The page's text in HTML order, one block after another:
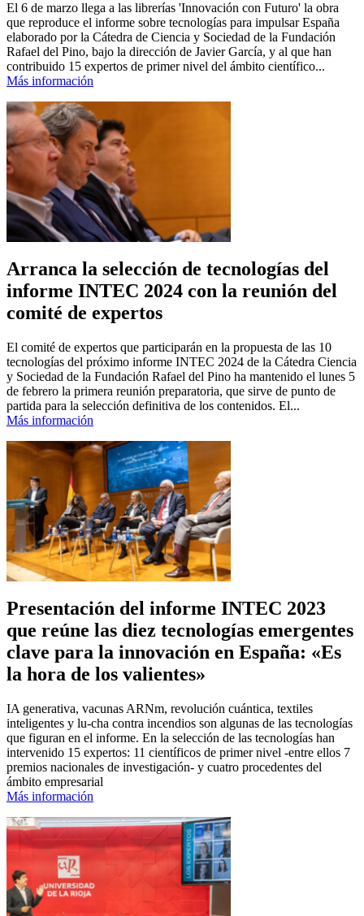
El 6 de marzo llega a las librerías 'Innovación con Futuro' la obra
que reproduce el informe sobre tecnologías para impulsar España
elaborado por la Cátedra de Ciencia y Sociedad de la Fundación
Rafael del Pino, bajo la dirección de Javier García, y al que han
contribuido 15 expertos de primer nivel del ámbito científico...
Más información
Arranca la selección de tecnologías del
informe INTEC 2024 con la reunión del
comité de expertos
El comité de expertos que participarán en la propuesta de las 10
tecnologías del próximo informe INTEC 2024 de la Cátedra Ciencia
y Sociedad de la Fundación Rafael del Pino ha mantenido el lunes 5
de febrero la primera reunión preparatoria, que sirve de punto de
partida para la selección definitiva de los contenidos. El...
Más información
Presentación del informe INTEC 2023
que reúne las diez tecnologías emergentes
clave para la innovación en España: «Es
la hora de los valientes»
IA generativa, vacunas ARNm, revolución cuántica, textiles
inteligentes y lu-cha contra incendios son algunas de las tecnologías
que figuran en el informe. En la selección de las tecnologías han
intervenido 15 expertos: 11 científicos de primer nivel -entre ellos 7
premios nacionales de investigación- y cuatro procedentes del
ámbito empresarial
Más información